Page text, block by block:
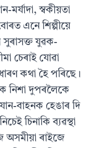
মর্যাদা, স্বকীয়তা
এনে শিল্পীয়ে
সুৰাসক্ত যুৱক-
চেৰাই যােৱা
কথা হৈ পৰিছে।
নিশা দুপৰলৈকে
বাহনক হেঙাৰ দি
চিনাকি ব্যৱস্থা
অসমীয়া ৰাইজে